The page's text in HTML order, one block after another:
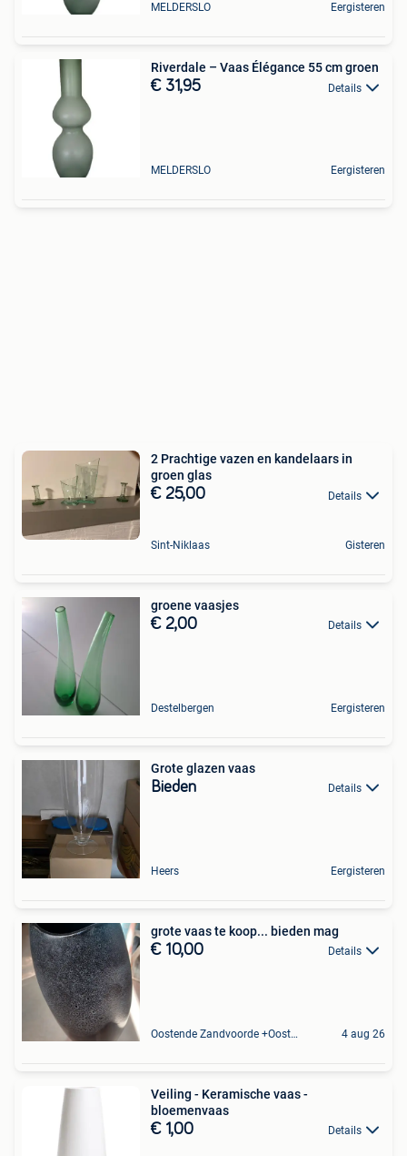
MELDERSLO Eergisteren
Riverdale – Vaas Élégance 55 cm groen
€ 31,95 Details
MELDERSLO Eergisteren
2 Prachtige vazen en kandelaars in
groen glas
€ 25,00 Details
Sint-Niklaas Gisteren
groene vaasjes
€ 2,00 Details
Destelbergen Eergisteren
Grote glazen vaas
Bieden Details
Heers Eergisteren
grote vaas te koop... bieden mag
€ 10,00 Details
Oostende Zandvoorde +Oostende 4 aug 26
Veiling - Keramische vaas -
bloemenvaas
€ 1,00 Details